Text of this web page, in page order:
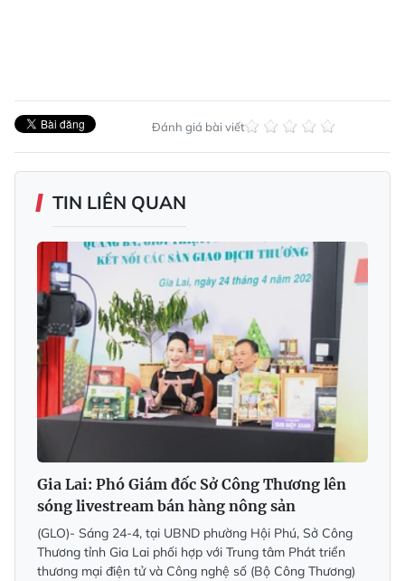
Đánh giá bài viết
TIN LIÊN QUAN
Gia Lai: Phó Giám đốc Sở Công Thương lên
sóng livestream bán hàng nông sản
(GLO)- Sáng 24-4, tại UBND phường Hội Phú, Sở Công
Thương tỉnh Gia Lai phối hợp với Trung tâm Phát triển
thương mại điện tử và Công nghệ số (Bộ Công Thương)